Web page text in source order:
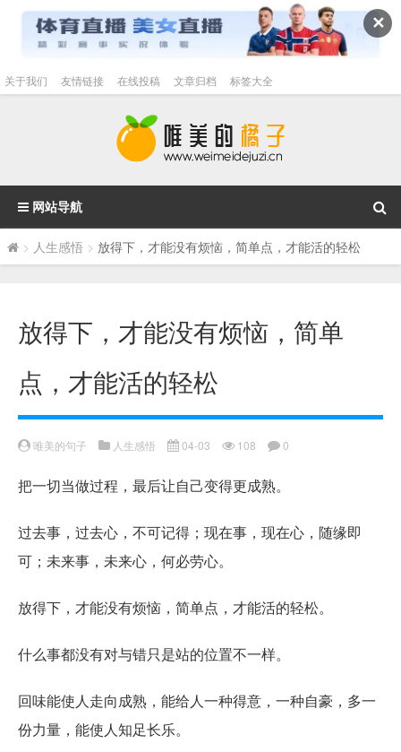
✕
关于我们 友情链接 在线投稿 文章归档 标签大全
网站导航
> 人生感悟 > 放得下，才能没有烦恼，简单点，才能活的轻松
放得下，才能没有烦恼，简单
点，才能活的轻松
唯美的句子 人生感悟 04-03 108 0
把一切当做过程，最后让自己变得更成熟。
过去事，过去心，不可记得；现在事，现在心，随缘即
可；未来事，未来心，何必劳心。
放得下，才能没有烦恼，简单点，才能活的轻松。
什么事都没有对与错只是站的位置不一样。
回味能使人走向成熟，能给人一种得意，一种自豪，多一
份力量，能使人知足长乐。